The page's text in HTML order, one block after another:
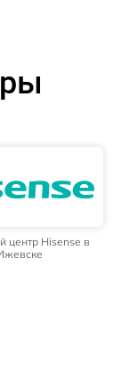
центр Hisense в